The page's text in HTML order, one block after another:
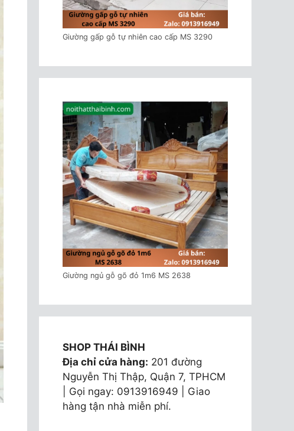
Giường gấp gỗ tự nhiên cao cấp MS 3290
Giường ngủ gỗ gõ đỏ 1m6 MS 2638
SHOP THÁI BÌNH
Địa chỉ cửa hàng: 201 đường
Nguyễn Thị Thập, Quận 7, TPHCM
| Gọi ngay: 0913916949 | Giao
hàng tận nhà miễn phí.